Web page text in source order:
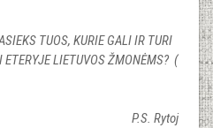
TUOS, KURIE GALI IR TURI
ETERYJE LIETUVOS ŽMONĖMS? (
P.S. Rytoj